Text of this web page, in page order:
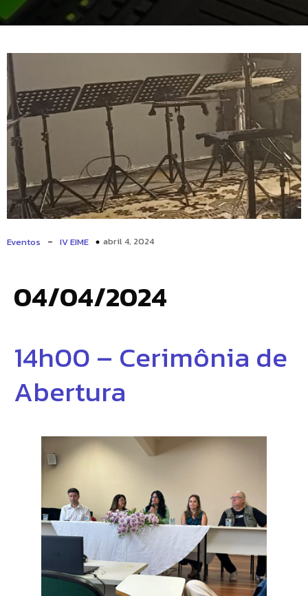
Eventos - IV EIME abril 4, 2024
04/04/2024
14h00 – Cerimônia de
Abertura